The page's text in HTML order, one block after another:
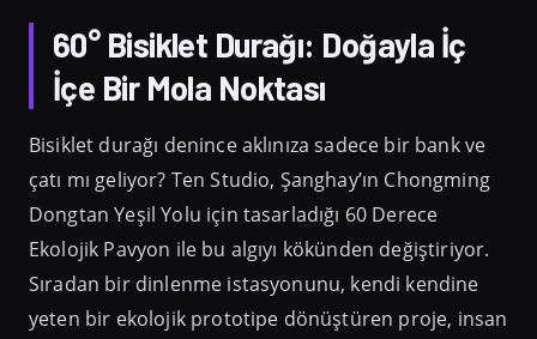
60° Bisiklet Durağı: Doğayla İç
İçe Bir Mola Noktası
Bisiklet durağı denince aklınıza sadece bir bank ve
çatı mı geliyor? Ten Studio, Şanghay’ın Chongming
Dongtan Yeşil Yolu için tasarladığı 60 Derece
Ekolojik Pavyon ile bu algıyı kökünden değiştiriyor.
Sıradan bir dinlenme istasyonunu, kendi kendine
yeten bir ekolojik prototipe dönüştüren proje, insan